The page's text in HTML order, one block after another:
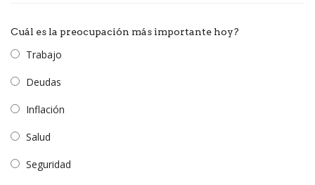
Cuál es la preocupación más importante hoy?
Trabajo
Deudas
Inflación
Salud
Seguridad